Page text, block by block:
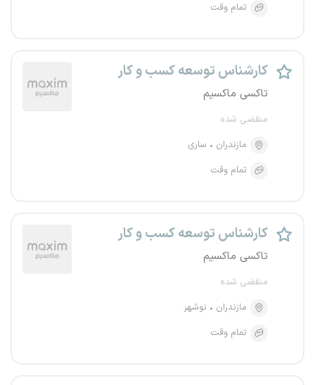
تمام وقت
کارشناس توسعه کسب و کار
تاکسی ماکسیم
منقضی شده
مازندران
ساری
تمام وقت
کارشناس توسعه کسب و کار
تاکسی ماکسیم
منقضی شده
مازندران
نوشهر
تمام وقت